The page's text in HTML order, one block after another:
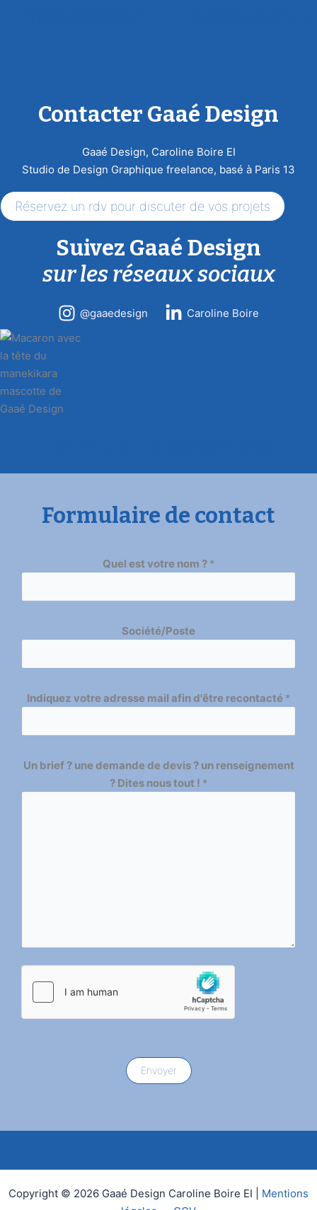
Contacter Gaaé Design
Gaaé Design, Caroline Boire EI
Studio de Design Graphique freelance, basé à Paris 13
Réservez un rdv pour discuter de vos projets
Suivez Gaaé Design
sur les réseaux sociaux
@gaaedesign Caroline Boire
Formulaire de contact
Quel est votre nom ? *
Société/Poste
Indiquez votre adresse mail afin d'être recontacté *
Un brief ? une demande de devis ? un renseignement
? Dites nous tout ! *
Envoyer
Copyright © 2026 Gaaé Design Caroline Boire EI | Mentions